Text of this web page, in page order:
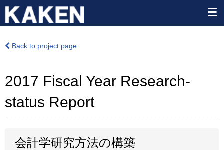
Back to project page
2017 Fiscal Year Research-
status Report
会計学研究方法の構築